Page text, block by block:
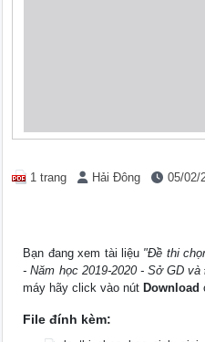
1 trang Hải Đông 05/02/
Bạn đang xem tài liệu "Đề thi
- Năm học 2019-2020 - Sở GD
máy hãy click vào nút Download
File đính kèm: